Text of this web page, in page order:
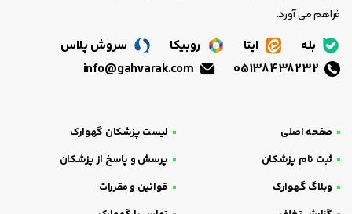
فراهم می آورد.
بله ایتا روبیکا
سروش پلاس
صفحه اصلی
لیست پزشکان گهوارک
ثبت نام پزشکان
پرسش و پاسخ از پزشکان
وبلاگ گهوارک
قوانین و مقررات